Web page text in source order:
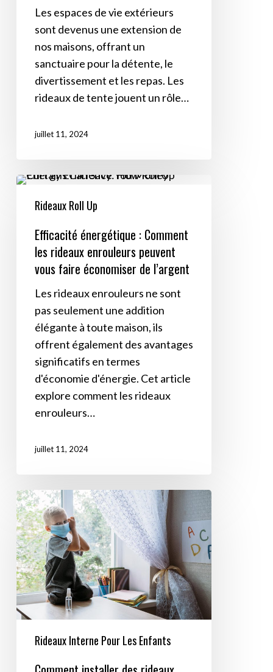
Espaces
Extérieurs
Les espaces de vie extérieurs
sont devenus une extension de
nos maisons, offrant un
sanctuaire pour la détente, le
divertissement et les repas. Les
rideaux de tente jouent un rôle…
juillet 11, 2024
Efficacité
énergétique
Comment
rideaux
peuvent
vous
faire
économiser
l’argent
Rideaux Roll Up
Efficacité énergétique : Comment
les rideaux enrouleurs peuvent
vous faire économiser de l’argent
Les rideaux enrouleurs ne sont
pas seulement une addition
élégante à toute maison, ils
offrent également des avantages
significatifs en termes
d'économie d'énergie. Cet article
explore comment les rideaux
enrouleurs…
juillet 11, 2024
Comment
installer
des
rideaux
dans
une
chambre
d’enfant
sécurité
Rideaux Interne Pour Les Enfants